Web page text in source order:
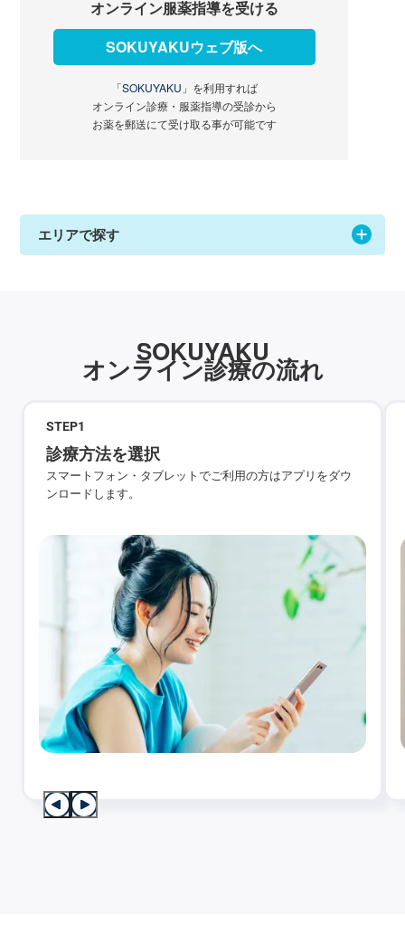
オンライン服薬指導を受ける
SOKUYAKUウェブ版へ
「SOKUYAKU」 を利用すれば
オンライン診療・服薬指導の受診から
お薬を郵送にて受け取る事が可能です
エリアで探す
SOKUYAKU
オンライン診療の流れ
STEP1
診療方法を選択
スマートフォン・タブレットでご利用の方はアプリをダウ
ンロードします。